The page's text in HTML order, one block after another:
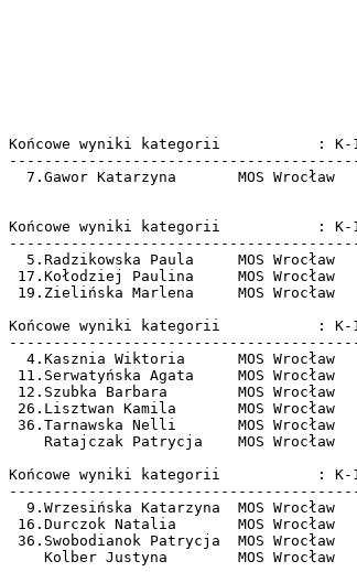
Końcowe wyniki kategorii
7.Gawor Katarzyna       MOS Wrocław
Końcowe wyniki kategorii
5.Radzikowska Paula     MOS Wrocław
17.Kołodziej Paulina     MOS
19.Zielińska Marlena     MOS
Końcowe wyniki kategorii
4.Kasznia Wiktoria      MOS Wrocław
11.Serwatyńska Agata     MOS
12.Szubka Barbara        MOS
26.Lisztwan Kamila       MOS
36.Tarnawska Nelli       MOS
Ratajczak Patrycja    MOS Wrocław
Końcowe wyniki kategorii
9.Wrzesińska Katarzyna  MOS Wrocław
16.Durczok Natalia       MOS
36.Swobodianok Patrycja  MOS
Kolber Justyna        MOS Wrocław